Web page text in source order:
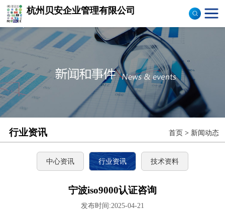
杭州贝安企业管理有限公司
行业资讯 首页 > 新闻动态
中心资讯 行业资讯 技术资料
宁波iso9000认证咨询
发布时间:2025-04-21
商品售后服务评价体系
认证
ISO9001认证
ISO14001认证
CCC认证
TS16949认证
CQC志愿产品认证